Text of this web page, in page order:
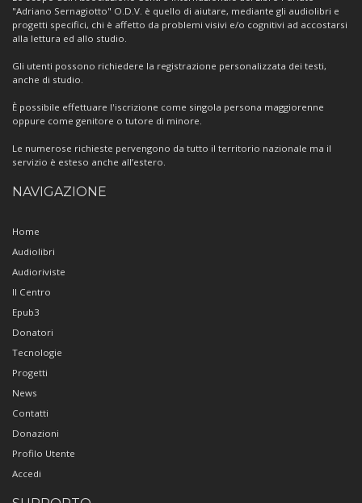
"Adriano Sernagiotto" O.D.V. è quello di aiutare, mediante gli audiolibri e
progetti specifici, chi è affetto da problemi visivi e/o cognitivi ad accostarsi
alla lettura ed allo studio.
Gli utenti possono richiedere la registrazione personalizzata dei testi,
anche di studio.
È possibile effettuare l'iscrizione come singola persona maggiorenne
oppure come genitore o tutore di minore.
Le numerose richieste pervengono da tutto il territorio nazionale ma il
servizio è esteso anche all’estero.
NAVIGAZIONE
Home
Audiolibri
Audioriviste
Il Centro
Epub3
Donatori
Tecnologie
Progetti
News
Contatti
Donazioni
Profilo Utente
Accedi